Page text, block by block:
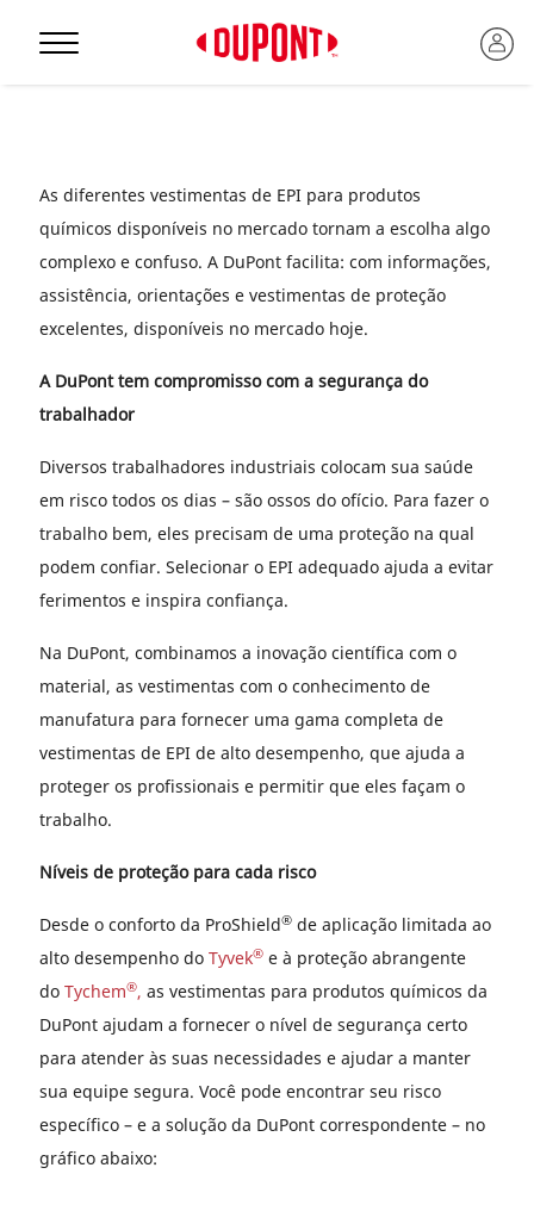
As diferentes vestimentas de EPI para produtos
químicos disponíveis no mercado tornam a escolha algo
complexo e confuso. A DuPont facilita: com informações,
assistência, orientações e vestimentas de proteção
excelentes, disponíveis no mercado hoje.
A DuPont tem compromisso com a segurança do
trabalhador
Diversos trabalhadores industriais colocam sua saúde
em risco todos os dias – são ossos do ofício. Para fazer o
trabalho bem, eles precisam de uma proteção na qual
podem confiar. Selecionar o EPI adequado ajuda a evitar
ferimentos e inspira confiança.
Na DuPont, combinamos a inovação científica com o
material, as vestimentas com o conhecimento de
manufatura para fornecer uma gama completa de
vestimentas de EPI de alto desempenho, que ajuda a
proteger os profissionais e permitir que eles façam o
trabalho.
Níveis de proteção para cada risco
Desde o conforto da ProShield® de aplicação limitada ao
alto desempenho do Tyvek® e à proteção abrangente
do Tychem®, as vestimentas para produtos químicos da
DuPont ajudam a fornecer o nível de segurança certo
para atender às suas necessidades e ajudar a manter
sua equipe segura. Você pode encontrar seu risco
específico – e a solução da DuPont correspondente – no
gráfico abaixo: